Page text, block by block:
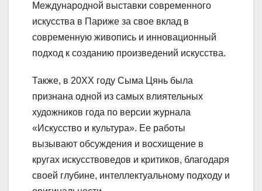
Международной выставки современного
искусства в Париже за свое вклад в
современную живопись и инновационный
подход к созданию произведений искусства.
Также, в 20XX году Сыма Цянь была
признана одной из самых влиятельных
художников года по версии журнала
«Искусство и культура». Ее работы
вызывают обсуждения и восхищение в
кругах искусствоведов и критиков, благодаря
своей глубине, интеллектуальному подходу и